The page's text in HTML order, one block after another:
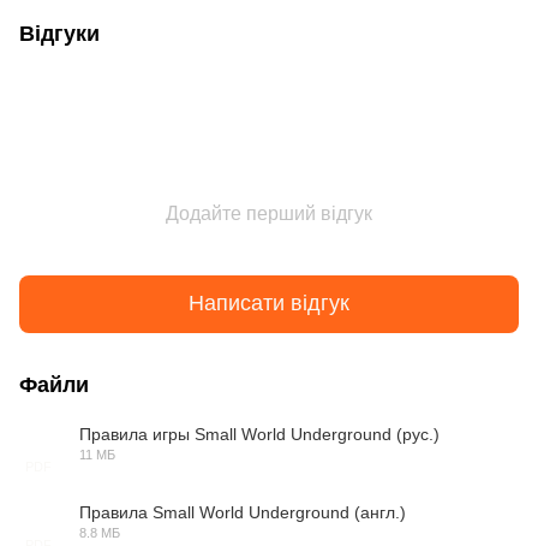
Відгуки
Додайте перший відгук
Написати відгук
Файли
Правила игры Small World Underground (рус.)
11 МБ
Правила Small World Underground (англ.)
8.8 МБ